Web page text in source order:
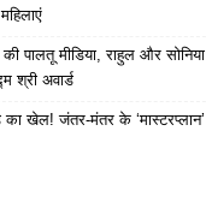
पालतू मीडिया, राहुल और सोनिया
श्री अवार्ड
खेल! जंतर-मंतर के ‘मास्टरप्लान’